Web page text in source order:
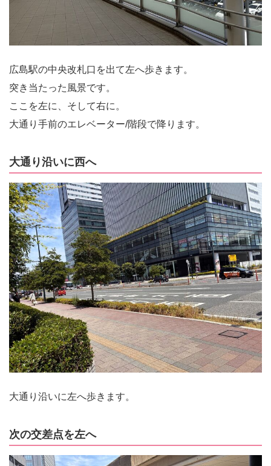
広島駅の中央改札口を出て左へ歩きます。
突き当たった風景です。
ここを左に、そして右に。
大通り手前のエレベーター/階段で降ります。
大通り沿いに西へ
大通り沿いに左へ歩きます。
次の交差点を左へ